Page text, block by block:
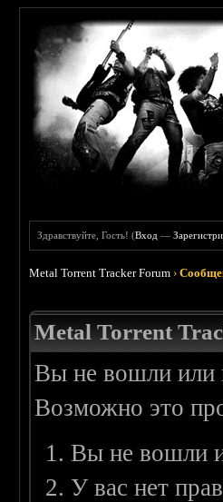
Здравствуйте, Гость! (Вход —
Metal Torrent Tracker Forum ›
Metal Torrent
Вы не вошли или
Возможно это
Вы не вошли
У вас нет